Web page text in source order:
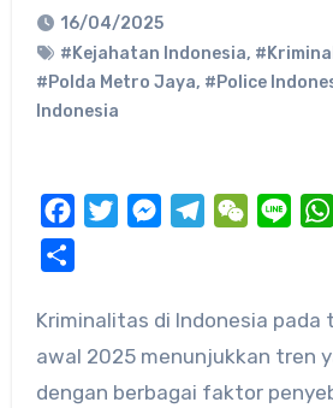
16/04/2025
#Kejahatan Indonesia,
#Polda Metro Jaya, #Police
Indonesia
FacebookTwitterMessengerTelegramWeChat
Line
Kriminalitas di Indonesia pada tahun 2024 dan
awal 2025 menunjukkan tren
dengan berbagai faktor